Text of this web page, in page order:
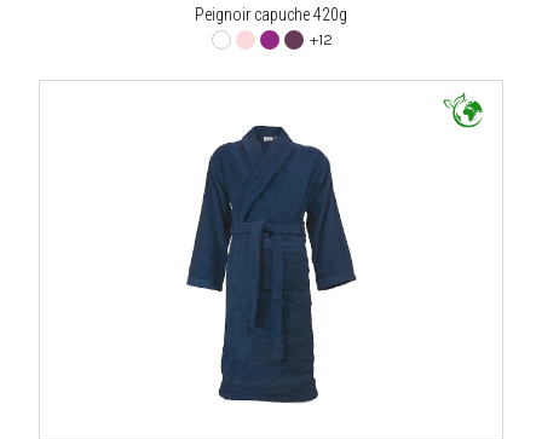
Peignoir capuche 420g
+12